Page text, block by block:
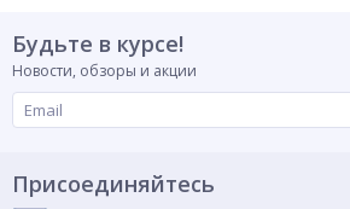
Будьте в курсе!
Новости, обзоры и акции
Присоединяйтесь